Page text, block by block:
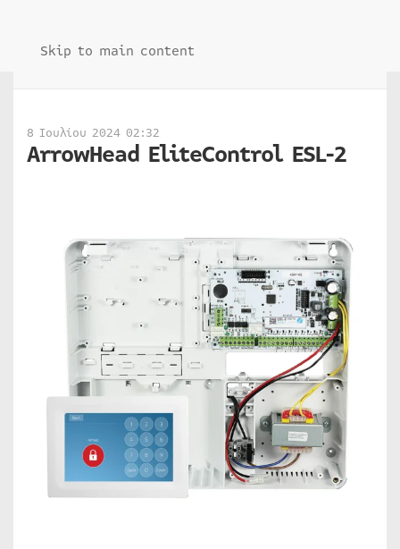
Skip to main content
8 Ιουλίου 2024 02:32
ArrowHead EliteControl ESL-2